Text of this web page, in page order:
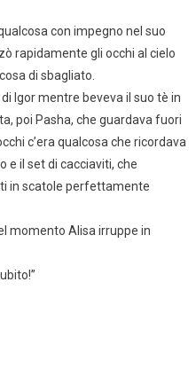
con impegno nel suo
rapidamente gli occhi al cielo
di sbagliato.
Igor mentre beveva il suo tè in
poi Pasha, che guardava fuori
c’era qualcosa che ricordava
e il set di cacciaviti, che
in scatole perfettamente
momento Alisa irruppe in